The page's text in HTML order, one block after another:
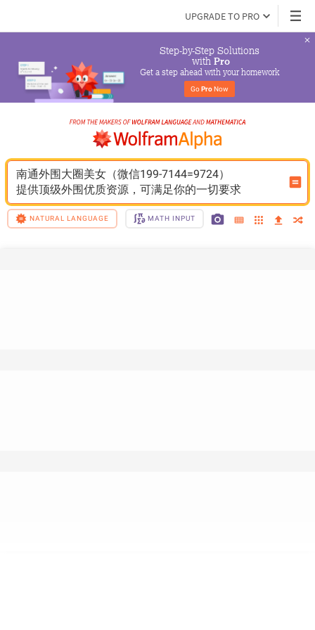
UPGRADE TO PRO
Step-by-Step Solutions
with Pro
Get a step ahead with your homework
Go Pro Now
南通外围大圈美女（微信199-7144=9724）
提供顶级外围优质资源，可满足你的一切要求
NATURAL LANGUAGE MATH INPUT